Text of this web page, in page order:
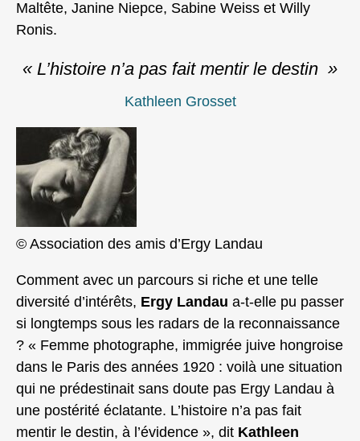
Maltête, Janine Niepce, Sabine Weiss et Willy
Ronis.
« L’histoire n’a pas fait mentir le destin »
Kathleen Grosset
© Association des amis d’Ergy Landau
Comment avec un parcours si riche et une telle
diversité d’intérêts, Ergy Landau a-t-elle pu passer
si longtemps sous les radars de la reconnaissance
? « Femme photographe, immigrée juive hongroise
dans le Paris des années 1920 : voilà une situation
qui ne prédestinait sans doute pas Ergy Landau à
une postérité éclatante. L’histoire n’a pas fait
mentir le destin, à l’évidence », dit Kathleen